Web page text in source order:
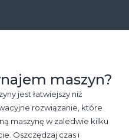
maszyn?
jest łatwiejszy niż
rozwiązanie, które
maszynę w zaledwie kilku
Oszczędzaj czas i